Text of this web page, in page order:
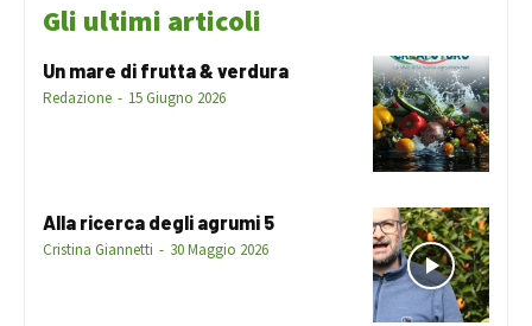
Gli ultimi articoli
Un mare di frutta & verdura
Redazione - 15 Giugno 2026
Alla ricerca degli agrumi 5
Cristina Giannetti - 30 Maggio 2026